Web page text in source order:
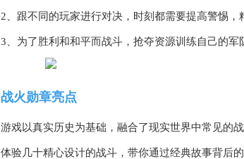
2、跟不同的玩家进行对决，时刻都需要提高警惕，
3、为了胜利和和平而战斗，抢夺资源训练自己的军
战火勋章亮点
游戏以真实历史为基础，融合了现实世界中常见的
体验几十精心设计的战斗，带你通过经典故事背后